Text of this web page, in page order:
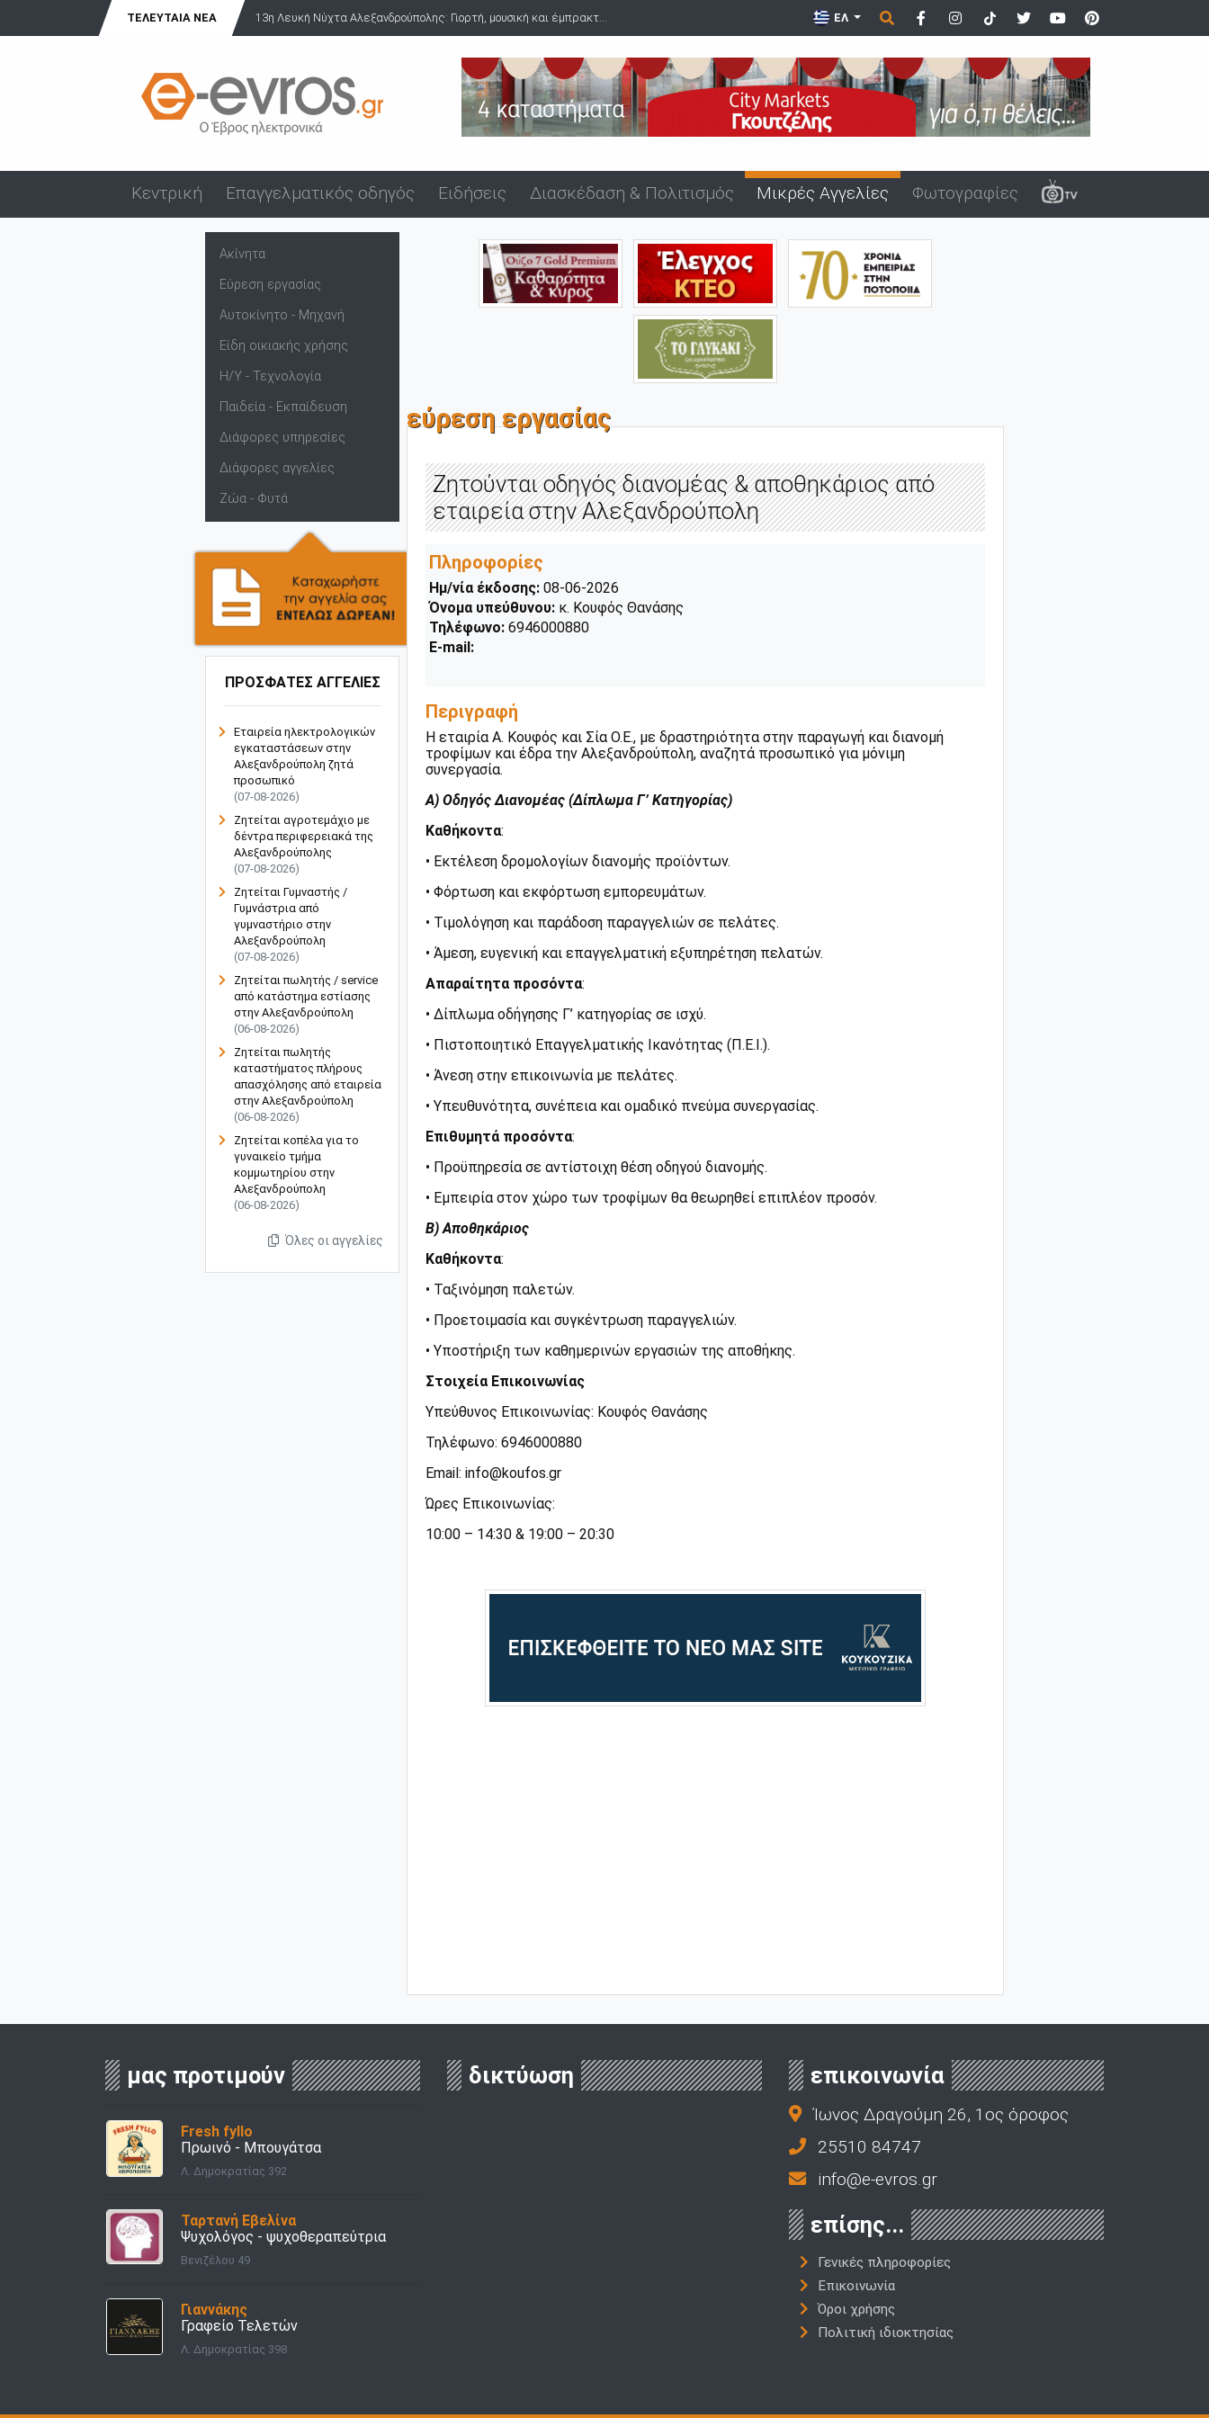
ΤΕΛΕΥΤΑΊΑ ΝΈΑ 13η Λευκή Νύχτα Αλεξανδρούπολης: Γιορτή, μουσική και έμπρακτ... ΕΛ
Κεντρική Επαγγελματικός οδηγός Ειδήσεις Διασκέδαση & Πολιτισμός Μικρές Αγγελίες Φωτογραφίες
Ακίνητα
Εύρεση εργασίας
Αυτοκίνητο - Μηχανή
Είδη οικιακής χρήσης
Η/Υ - Τεχνολογία
Παιδεία - Εκπαίδευση
Διάφορες υπηρεσίες
Διάφορες αγγελίες
Ζώα - Φυτά
ΠΡΟΣΦΑΤΕΣ ΑΓΓΕΛΙΕΣ
Εταιρεία ηλεκτρολογικών
εγκαταστάσεων στην
Αλεξανδρούπολη ζητά
προσωπικό
(07-08-2026)
Ζητείται αγροτεμάχιο με
δέντρα περιφερειακά της
Αλεξανδρούπολης
(07-08-2026)
Ζητείται Γυμναστής /
Γυμνάστρια από
γυμναστήριο στην
Αλεξανδρούπολη
(07-08-2026)
Ζητείται πωλητής / service
από κατάστημα εστίασης
στην Αλεξανδρούπολη
(06-08-2026)
Ζητείται πωλητής
καταστήματος πλήρους
απασχόλησης από εταιρεία
στην Αλεξανδρούπολη
(06-08-2026)
Ζητείται κοπέλα για το
γυναικείο τμήμα
κομμωτηρίου στην
Αλεξανδρούπολη
(06-08-2026)
Όλες οι αγγελίες
εύρεση εργασίας
Ζητούνται οδηγός διανομέας & αποθηκάριος από
εταιρεία στην Αλεξανδρούπολη
Πληροφορίες
Ημ/νία έκδοσης: 08-06-2026
Όνομα υπεύθυνου: κ. Κουφός Θανάσης
Τηλέφωνο: 6946000880
E-mail:
Περιγραφή
Η εταιρία Α. Κουφός και Σία Ο.Ε., με δραστηριότητα στην παραγωγή και διανομή
τροφίμων και έδρα την Αλεξανδρούπολη, αναζητά προσωπικό για μόνιμη
συνεργασία.
Α) Οδηγός Διανομέας (Δίπλωμα Γ’ Κατηγορίας)
Καθήκοντα:
• Εκτέλεση δρομολογίων διανομής προϊόντων.
• Φόρτωση και εκφόρτωση εμπορευμάτων.
• Τιμολόγηση και παράδοση παραγγελιών σε πελάτες.
• Άμεση, ευγενική και επαγγελματική εξυπηρέτηση πελατών.
Απαραίτητα προσόντα:
• Δίπλωμα οδήγησης Γ’ κατηγορίας σε ισχύ.
• Πιστοποιητικό Επαγγελματικής Ικανότητας (Π.Ε.Ι.).
• Άνεση στην επικοινωνία με πελάτες.
• Υπευθυνότητα, συνέπεια και ομαδικό πνεύμα συνεργασίας.
Επιθυμητά προσόντα:
• Προϋπηρεσία σε αντίστοιχη θέση οδηγού διανομής.
• Εμπειρία στον χώρο των τροφίμων θα θεωρηθεί επιπλέον προσόν.
Β) Αποθηκάριος
Καθήκοντα:
• Ταξινόμηση παλετών.
• Προετοιμασία και συγκέντρωση παραγγελιών.
• Υποστήριξη των καθημερινών εργασιών της αποθήκης.
Στοιχεία Επικοινωνίας
Υπεύθυνος Επικοινωνίας: Κουφός Θανάσης
Τηλέφωνο: 6946000880
Email: info@koufos.gr
Ώρες Επικοινωνίας:
10:00 – 14:30 & 19:00 – 20:30
μας προτιμούν
Fresh fyllo
Πρωινό - Μπουγάτσα
Λ. Δημοκρατίας 392
Ταρτανή Εβελίνα
Ψυχολόγος - ψυχοθεραπεύτρια
Βενιζέλου 49
Γιαννάκης
Γραφείο Τελετών
Λ. Δημοκρατίας 398
δικτύωση επικοινωνία
Ίωνος Δραγούμη 26, 1ος όροφος
25510 84747
info@e-evros.gr
επίσης...
Γενικές πληροφορίες
Επικοινωνία
Όροι χρήσης
Πολιτική ιδιοκτησίας